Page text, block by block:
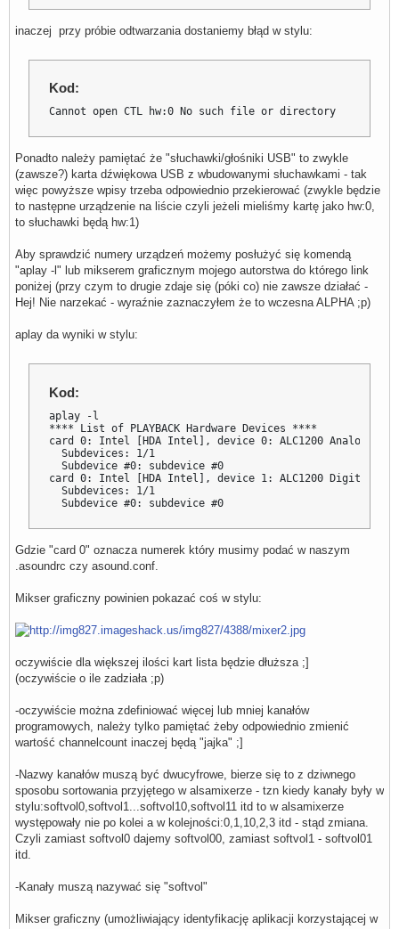
    control {
pcm.softvol01 {
    type            softvol
    }
    control {
        name        "Softvol01"
        card        0
    }
}
    type            softvol
    slave {
        pcm         "dmixer"
    }
    control {
        card        0
    }
    type            softvol
        pcm         "dmixer"
    }
    control {
        name        "Softvol03"
        card        0
    }
    type            softvol
        pcm         "dmixer"
    }
        name        "Softvol04"
        card        0
}
    type            softvol
    slave {
    }
    control {
        name        "Softvol05"
        card        0
pcm.softvol06 {
    type            softvol
    slave {
        pcm         "dmixer"
    }
    }
inaczej przy próbie odtwarzania dostaniemy błąd w stylu:
Kod:
Cannot open CTL hw:0 No such file or directory
Ponadto należy pamiętać że "słuchawki/głośniki USB" to zwykle
(zawsze?) karta dźwiękowa USB z wbudowanymi słuchawkami - tak
więc powyższe wpisy trzeba odpowiednio przekierować (zwykle będzie
to następne urządzenie na liście czyli jeżeli mieliśmy kartę jako hw:0,
to słuchawki będą hw:1)
Aby sprawdzić numery urządzeń możemy posłużyć się komendą
"aplay -l" lub mikserem graficznym mojego autorstwa do którego link
poniżej (przy czym to drugie zdaje się (póki co) nie zawsze działać -
Hej! Nie narzekać - wyraźnie zaznaczyłem że to wczesna ALPHA ;p)
aplay da wyniki w stylu:
Kod:
aplay -l
**** List of PLAYBACK Hardware Devices ****
card 0: Intel [HDA Intel], device 0: ALC1200 Analog
  Subdevices: 1/1
  Subdevice #0: subdevice #0
card 0: Intel [HDA Intel], device 1: ALC1200 Digital
  Subdevices: 1/1
  Subdevice #0: subdevice #0
Gdzie "card 0" oznacza numerek który musimy podać w naszym
.asoundrc czy asound.conf.
Mikser graficzny powinien pokazać coś w stylu:
oczywiście dla większej ilości kart lista będzie dłuższa ;]
(oczywiście o ile zadziała ;p)
-oczywiście można zdefiniować więcej lub mniej kanałów
programowych, należy tylko pamiętać żeby odpowiednio zmienić
wartość channelcount inaczej będą "jajka" ;]
-Nazwy kanałów muszą być dwucyfrowe, bierze się to z dziwnego
sposobu sortowania przyjętego w alsamixerze - tzn kiedy kanały były w
stylu:softvol0,softvol1...softvol10,softvol11 itd to w alsamixerze
występowały nie po kolei a w kolejności:0,1,10,2,3 itd - stąd zmiana.
Czyli zamiast softvol0 dajemy softvol00, zamiast softvol1 - softvol01
itd.
-Kanały muszą nazywać się "softvol"
Mikser graficzny (umożliwiający identyfikację aplikacji korzystającej w